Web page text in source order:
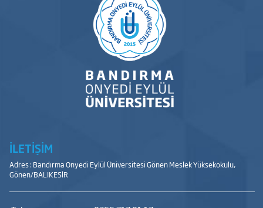
İLETİŞİM
Adres : Bandırma Onyedi Eylül Üniversitesi Gönen Meslek Yüksekokulu,
Gönen/BALIKESİR